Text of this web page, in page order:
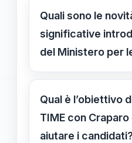
verifica i dati e
nuovi titoli o
tutorial e le
Quali sono le
significative
del Ministero per
Le principali
procedure più
aggiornati, criteri
titoli e le modalità
Qual è l’obiettivo
TIME con
aiutare i